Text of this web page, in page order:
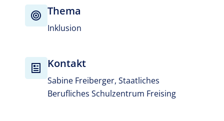
Thema
Inklusion
Kontakt
Sabine Freiberger, Staatliches
Berufliches Schulzentrum Freising